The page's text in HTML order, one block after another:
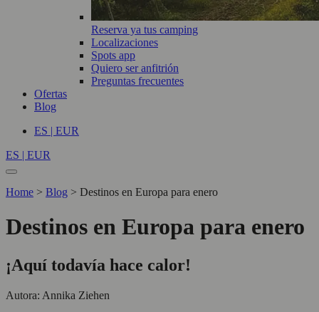
Reserva ya tus camping
Localizaciones
Spots app
Quiero ser anfitrión
Preguntas frecuentes
Ofertas
Blog
ES | EUR
ES | EUR
Home > Blog > Destinos en Europa para enero
Destinos en Europa para enero
¡Aquí todavía hace calor!
Autora: Annika Ziehen